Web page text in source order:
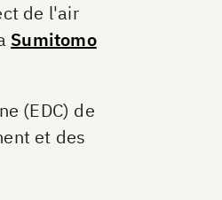
de l'air
Sumitomo
(EDC) de
et des